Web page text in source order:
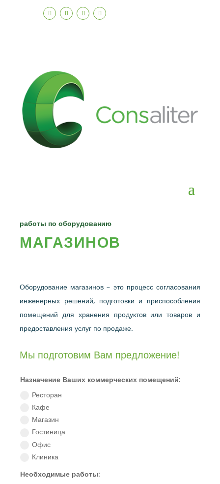
работы по оборудованию
МАГАЗИНОВ
Оборудование магазинов – это процесс согласования
инженерных решений, подготовки и приспособления
помещений для хранения продуктов или товаров и
предоставления услуг по продаже.
Мы подготовим Вам предложение!
Назначение Ваших коммерческих помещений:
Ресторан
Кафе
Магазин
Гостиница
Офис
Клиника
Необходимые работы: